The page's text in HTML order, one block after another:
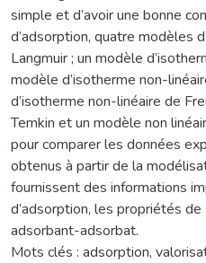
simple et d’avoir une bonne
d’adsorption, quatre modèles
Langmuir ; un modèle
modèle d’isotherme non-
d’isotherme non-linéaire de
Temkin et un modèle non
pour comparer les données
obtenus à partir de la
fournissent des informations
d’adsorption, les propriétés
adsorbant-adsorbat.
Mots clés : adsorption,